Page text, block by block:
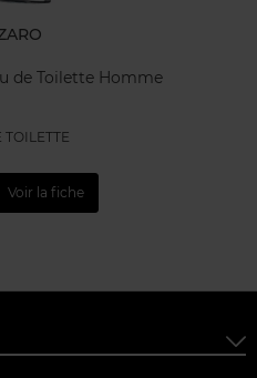
de Toilette Homme
TOILETTE
Voir la fiche